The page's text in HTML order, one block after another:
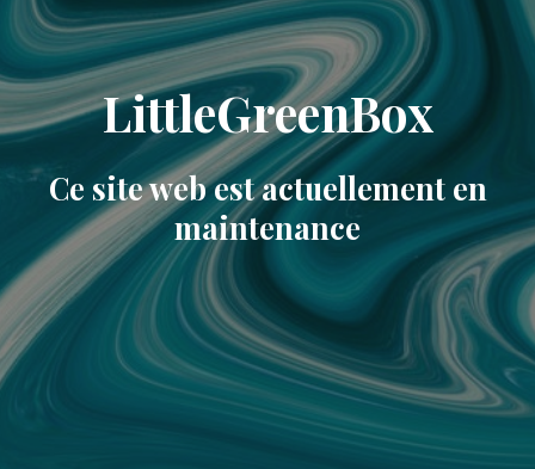
LittleGreenBox
Ce site web est actuellement en
maintenance